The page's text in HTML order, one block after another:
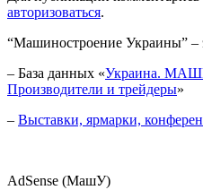
авторизоваться.
“Машиностроение Украины” –
– База данных «Украина.
Производители и трейдеры»
– Выставки, ярмарки,
AdSense (МашУ)